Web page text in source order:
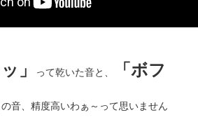
」 って乾いた音と、
「ボフ
音、精度高いわぁ～って思いません